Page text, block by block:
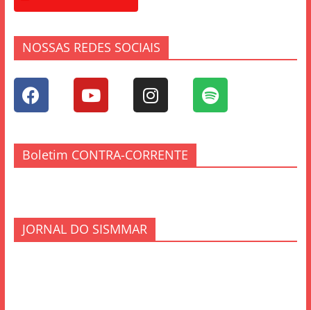
NOSSAS REDES SOCIAIS
Boletim CONTRA-CORRENTE
JORNAL DO SISMMAR